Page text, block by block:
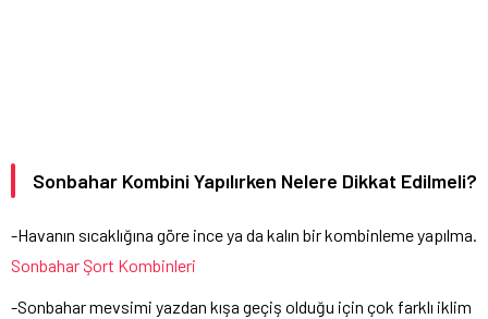
Sonbahar Kombini Yapılırken Nelere Dikkat Edilmeli?
-Havanın sıcaklığına göre ince ya da kalın bir kombinleme yapılma.
Sonbahar Şort Kombinleri
-Sonbahar mevsimi yazdan kışa geçiş olduğu için çok farklı iklim